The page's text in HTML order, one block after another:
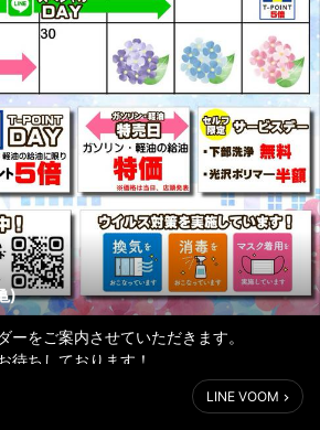
)
ーをご案内させていただきます。
待ちしております！
LINE VOOM